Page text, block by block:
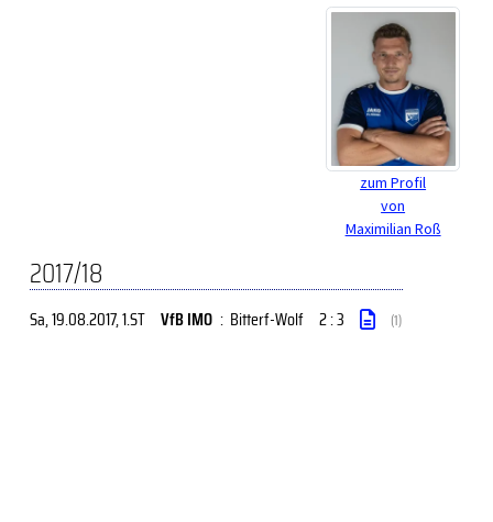
zum Profil
von
Maximilian Roß
2017/18
Sa, 19.08.2017, 1.ST VfB IMO : Bitterf-Wolf 2 : 3 (1)